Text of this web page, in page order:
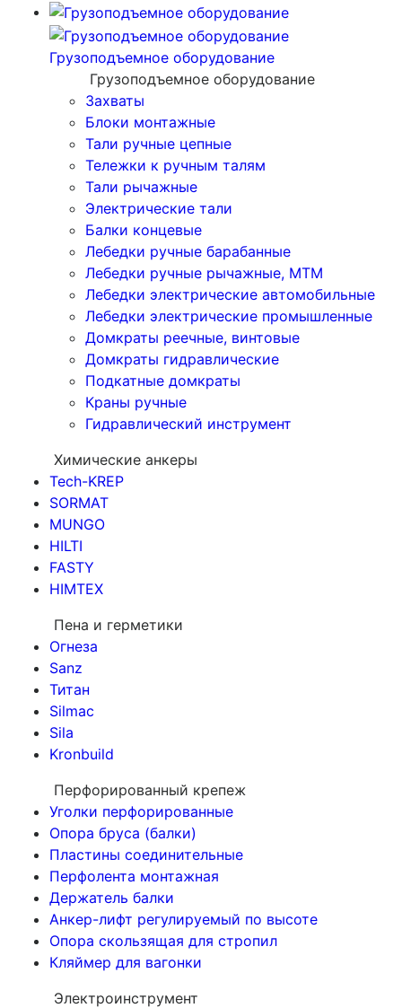
Грузоподъемное оборудование
Грузоподъемное оборудование
Захваты
Блоки монтажные
Тали ручные цепные
Тележки к ручным талям
Тали рычажные
Электрические тали
Балки концевые
Лебедки ручные барабанные
Лебедки ручные рычажные, МТМ
Лебедки электрические автомобильные
Лебедки электрические промышленные
Домкраты реечные, винтовые
Домкраты гидравлические
Подкатные домкраты
Краны ручные
Гидравлический инструмент
Химические анкеры
Tech-KREP
SORMAT
MUNGO
HILTI
FASTY
HIMTEX
Пена и герметики
Огнеза
Sanz
Титан
Silmac
Sila
Kronbuild
Перфорированный крепеж
Уголки перфорированные
Опора бруса (балки)
Пластины соединительные
Перфолента монтажная
Держатель балки
Анкер-лифт регулируемый по высоте
Опора скользящая для стропил
Кляймер для вагонки
Электроинструмент